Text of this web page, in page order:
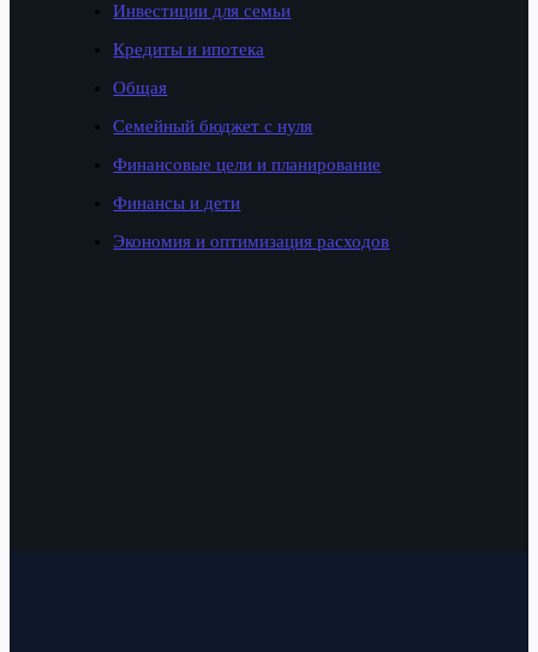
Инвестиции для семьи
Кредиты и ипотека
Общая
Семейный бюджет с нуля
Финансовые цели и планирование
Финансы и дети
Экономия и оптимизация расходов